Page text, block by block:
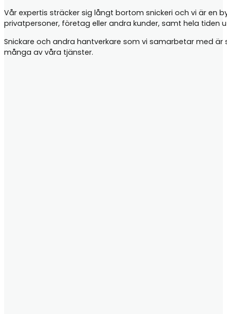
Vår expertis sträcker sig långt bortom snickeri och vi är
privatpersoner, företag eller andra kunder, samt hela tiden
Snickare och andra hantverkare som vi samarbetar med
många av våra tjänster.